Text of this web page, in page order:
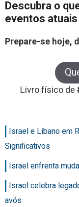
Descubra o
eventos atuais
Prepare-se hoje,
Livro físico de
Israel e Líbano em
Significativos
Israel enfrenta
Israel celebra
avós